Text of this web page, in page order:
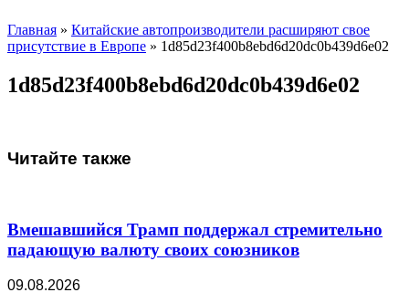
Главная » Китайские автопроизводители расширяют свое
присутствие в Европе » 1d85d23f400b8ebd6d20dc0b439d6e02
1d85d23f400b8ebd6d20dc0b439d6e02
Читайте также
Вмешавшийся Трамп поддержал стремительно
падающую валюту своих союзников
09.08.2026